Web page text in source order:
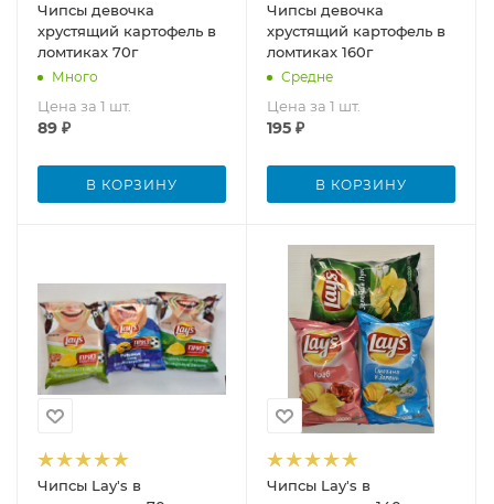
Чипсы девочка
хрустящий картофель в
ломтиках 70г
Много
Цена за 1 шт.
89 ₽
В КОРЗИНУ
Чипсы девочка
хрустящий картофель в
ломтиках 160г
Средне
Цена за 1 шт.
195 ₽
В КОРЗИНУ
Чипсы Lay's в
Чипсы Lay's в